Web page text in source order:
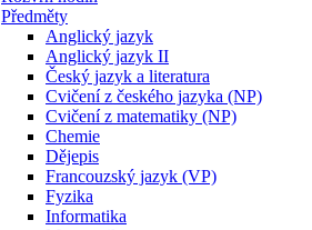
Předměty
Anglický jazyk
Anglický jazyk II
Český jazyk a literatura
Cvičení z českého jazyka (NP)
Cvičení z matematiky (NP)
Chemie
Dějepis
Francouzský jazyk (VP)
Fyzika
Informatika